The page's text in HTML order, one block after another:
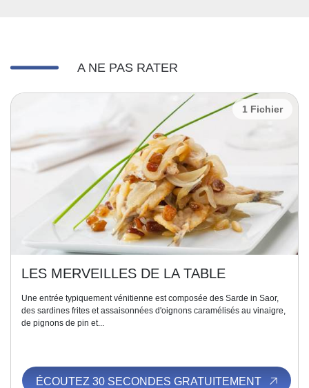
A NE PAS RATER
1 Fichier
LES MERVEILLES DE LA TABLE
Une entrée typiquement vénitienne est composée des Sarde in Saor,
des sardines frites et assaisonnées d'oignons caramélisés au vinaigre,
de pignons de pin et...
ÉCOUTEZ 30 SECONDES GRATUITEMENT